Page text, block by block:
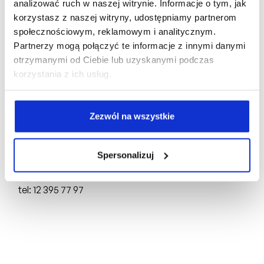
analizować ruch w naszej witrynie. Informacje o tym, jak
korzystasz z naszej witryny, udostępniamy partnerom
społecznościowym, reklamowym i analitycznym.
Partnerzy mogą połączyć te informacje z innymi danymi
otrzymanymi od Ciebie lub uzyskanymi podczas
korzystania z ich usług.
Zezwól na wszystkie
Spersonalizuj
Biuro Sprzedaży:
ul. Mogilska 43, 31-545 Kraków
Deweloper:
FRACTHON KĄCIK Sp. z o.o.
NIP: 6751750696, REGON: 388844651,
KRS: 0000898691
tel: 12 395 77 97